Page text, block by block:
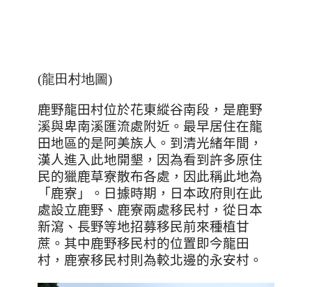
(龍田村地圖)
鹿野龍田村位於花東縱谷南段，是鹿野
溪與卑南溪匯流處附近。最早居住在龍
田地區的是阿美族人。到清光緒年間，
漢人進入此地開墾，因為看到許多原住
民的獵鹿草寮散布各處，因此稱此地為
「鹿寮」。日據時期，日本政府則在此
處設立鹿野、鹿寮兩處移民村，從日本
新瀉、長野等地招募移民前來種植甘
蔗。其中鹿野移民村的位置即今龍田
村，鹿寮移民村則為較北邊的永安村。